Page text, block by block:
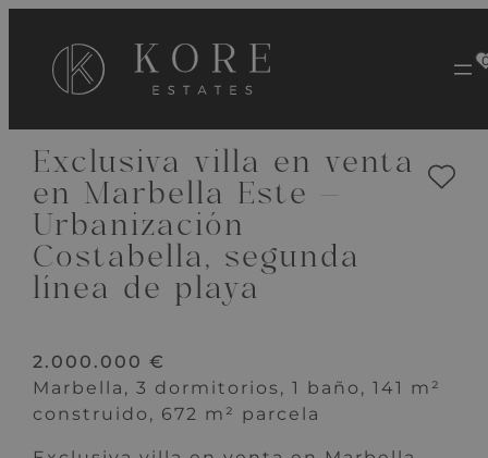
VER 36 IMÁGENES
Exclusiva villa en venta
en Marbella Este –
Urbanización
Costabella, segunda
línea de playa
2.000.000 €
Marbella, 3 dormitorios, 1 baño, 141 m²
construido, 672 m² parcela